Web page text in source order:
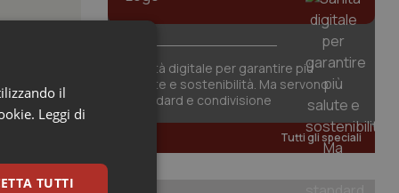
Salute
Sanità digitale per garantire più
salute e sostenibilità. Ma servono
standard e condivisione
Tutti gli speciali
il
Leggi di
TUTTI